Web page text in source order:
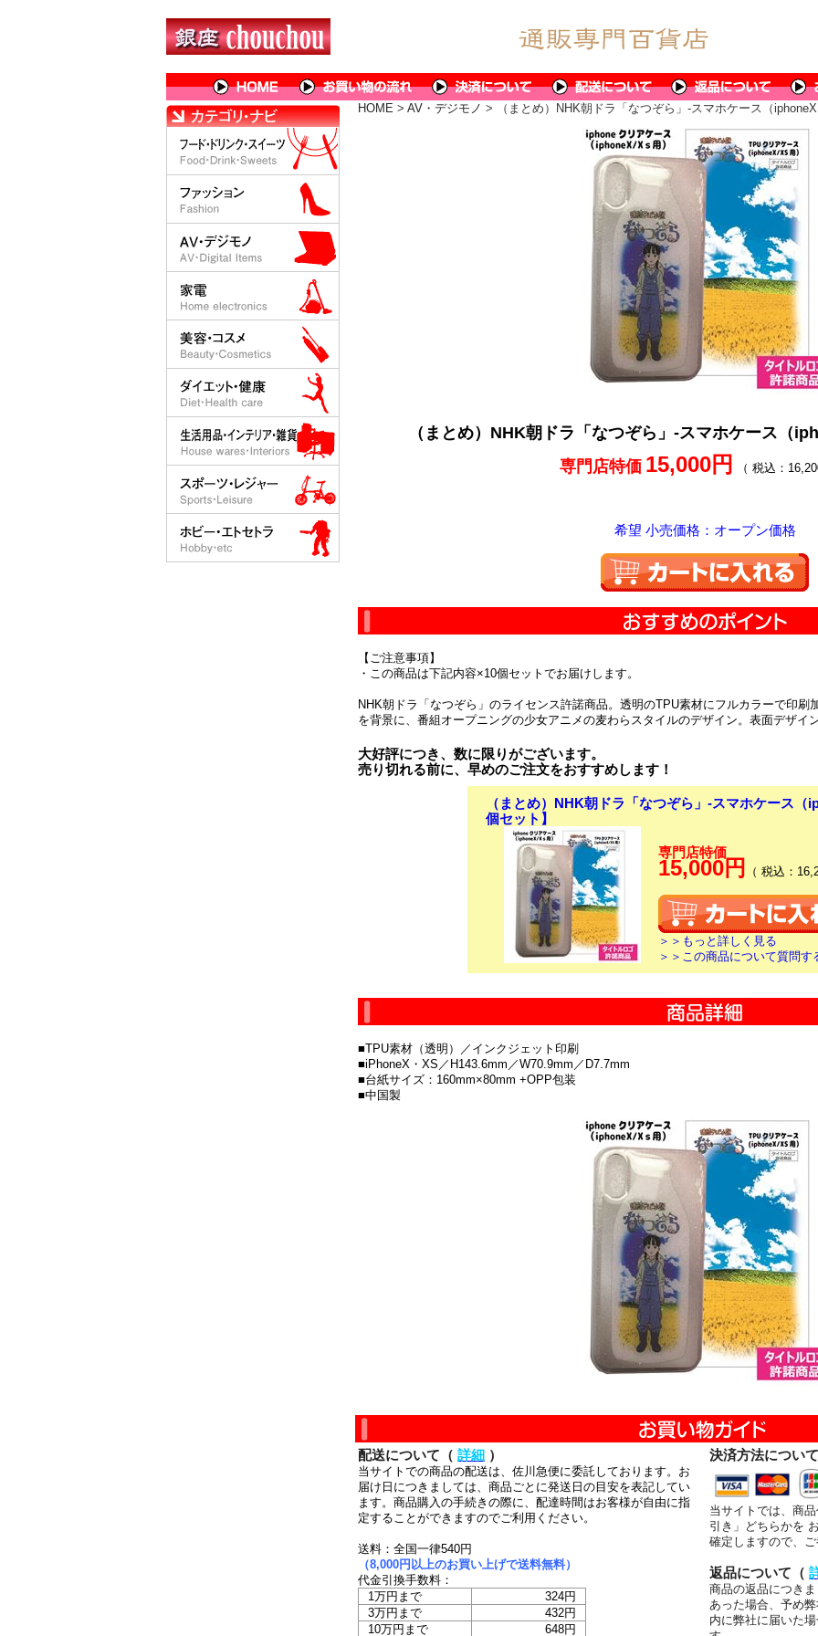
HOME > AV・デジモノ > （まとめ）NHK朝ドラ「なつぞら」-スマホケース（iphoneX
（まとめ）NHK朝ドラ「なつぞら」-スマホケース（
専門店特価 15,000円 （ 税込：
希望 小売価格：オープン価格
【ご注意事項】
・この商品は下記内容×10個セットでお届けします。
NHK朝ドラ「なつぞら」のライセンス許諾商品。透明のTPU素材にフルカラーで印
を背景に、番組オープニングの少女アニメの麦わらスタイルのデザイン。表面デザイ
大好評につき、数に限りがございます。
売り切れる前に、早めのご注文をおすすめします！
（まとめ）NHK朝ドラ「なつぞら」-スマホケース（
個セット】
専門店特価
15,000円 （ 税込：
＞＞もっと詳しく見る
＞＞この商品について質問す
■TPU素材（透明）／インクジェット印刷
■iPhoneX・XS／H143.6mm／W70.9mm／D7.7mm
■台紙サイズ：160mm×80mm +OPP包装
■中国製
配送について（ 詳細 ）
当サイトでの商品の配送は、佐川急便に委託しております。お
届け日につきましては、商品ごとに発送日の目安を表記してい
ます。商品購入の手続きの際に、配達時間はお客様が自由に指
定することができますのでご利用ください。
送料：全国一律540円
（8,000円以上のお買い上げで送料無料）
代金引換手数料：
1万円まで
324円
3万円まで
432円
10万円まで
648円
決済方法につい
当サイトでは、商
引き」どちらかを
確定しますので、
返品について（
商品の返品につき
あった場合、予め
内に弊社に届いた